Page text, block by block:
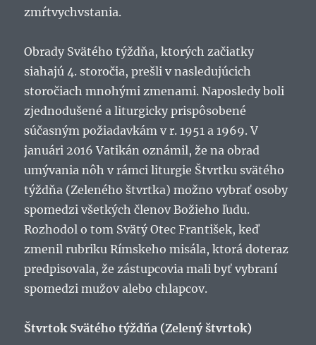
zmŕtvychvstania.
Obrady Svätého týždňa, ktorých začiatky
siahajú 4. storočia, prešli v nasledujúcich
storočiach mnohými zmenami. Naposledy boli
zjednodušené a liturgicky prispôsobené
súčasným požiadavkám v r. 1951 a 1969. V
januári 2016 Vatikán oznámil, že na obrad
umývania nôh v rámci liturgie Štvrtku svätého
týždňa (Zeleného štvrtka) možno vybrať osoby
spomedzi všetkých členov Božieho ľudu.
Rozhodol o tom Svätý Otec František, keď
zmenil rubriku Rímskeho misála, ktorá doteraz
predpisovala, že zástupcovia mali byť vybraní
spomedzi mužov alebo chlapcov.
Štvrtok Svätého týždňa (Zelený štvrtok)